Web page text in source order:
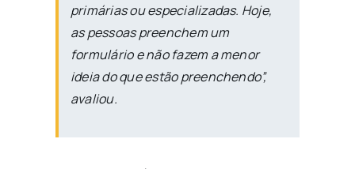
primárias ou especializadas. Hoje,
as pessoas preenchem um
formulário e não fazem a menor
ideia do que estão preenchendo”,
avaliou.